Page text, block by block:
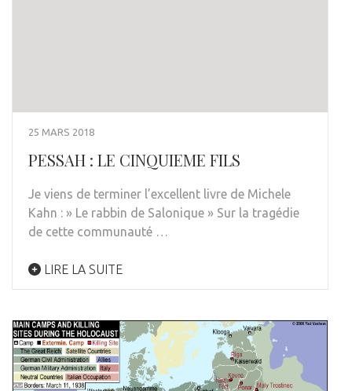
25 MARS 2018
PESSAH : LE CINQUIEME FILS
Je viens de terminer l’excellent livre de Michele
Kahn : » Le rabbin de Salonique » Sur la tragédie
de cette communauté …
LIRE LA SUITE